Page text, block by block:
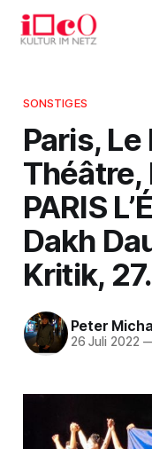
SONSTIGES
Paris,
Théâtre,
PARIS
Dakh
Kritik,
Peter
26 Juli 2022